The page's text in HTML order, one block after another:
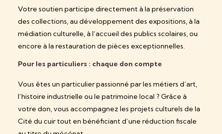
Votre soutien participe directement à la préservation
des collections, au développement des expositions, à la
médiation culturelle, à l’accueil des publics scolaires, ou
encore à la restauration de pièces exceptionnelles.
Pour les particuliers : chaque don compte
Vous êtes un particulier passionné par les métiers d’art,
l’histoire industrielle ou le patrimoine local ? Grâce à
votre don, vous accompagnez les projets culturels de la
Cité du cuir tout en bénéficiantd’une réduction fiscale